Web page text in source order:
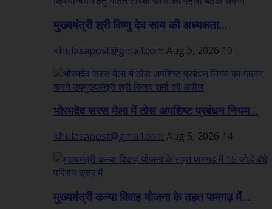
मुख्यमंत्री श्री विष्णु देव साय की अध्यक्षता...
khulasapost@gmail.com Aug 6, 2026 10
भोरमदेव सरस मेला में ठोस अपशिष्ट प्रबंधन नियम...
khulasapost@gmail.com Aug 5, 2026 14
मुख्यमंत्री कन्या विवाह योजना के तहत पामगढ़ में...